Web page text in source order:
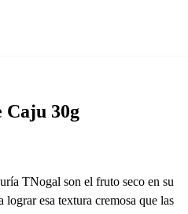
Caju 30g
TNogal son el fruto seco en su
lograr esa textura cremosa que las